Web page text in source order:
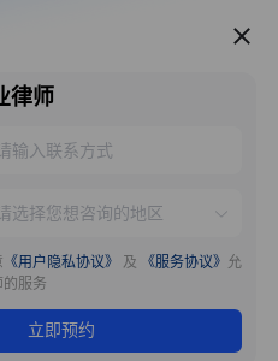
服务推荐
律师
《用户隐私协议》 及 《服务协议》 允
服务
立即预约